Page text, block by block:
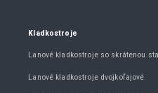
Kladkostroje
Lanové kladkostroje so skrátenou
Lanové kladkostroje dvojkoľajové